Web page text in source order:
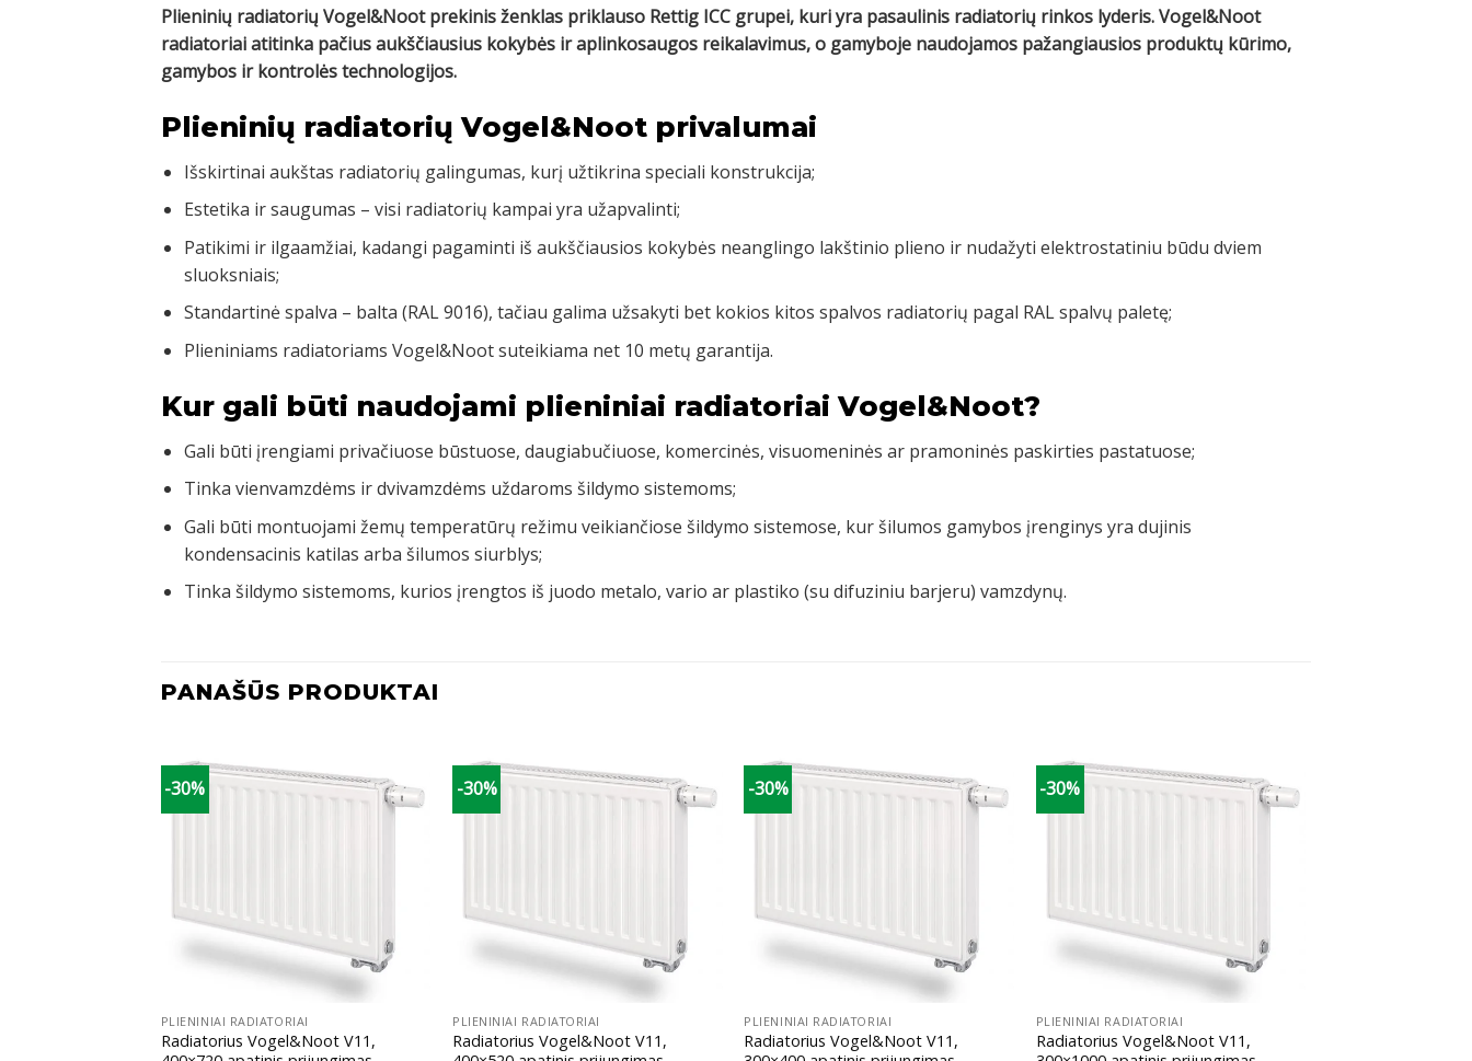
Plieninių radiatorių Vogel&Noot prekinis ženklas priklauso Rettig ICC grupei, kuri yra pasaulinis radiatorių rinkos lyderis. Vogel&Noot
radiatoriai atitinka pačius aukščiausius kokybės ir aplinkosaugos reikalavimus, o gamyboje naudojamos pažangiausios produktų kūrimo,
gamybos ir kontrolės technologijos.
Plieninių radiatorių Vogel&Noot privalumai
Išskirtinai aukštas radiatorių galingumas, kurį užtikrina speciali konstrukcija;
Estetika ir saugumas – visi radiatorių kampai yra užapvalinti;
Patikimi ir ilgaamžiai, kadangi pagaminti iš aukščiausios kokybės neanglingo lakštinio plieno ir nudažyti elektrostatiniu būdu dviem
sluoksniais;
Standartinė spalva – balta (RAL 9016), tačiau galima užsakyti bet kokios kitos spalvos radiatorių pagal RAL spalvų paletę;
Plieniniams radiatoriams Vogel&Noot suteikiama net 10 metų garantija.
Kur gali būti naudojami plieniniai radiatoriai Vogel&Noot?
Gali būti įrengiami privačiuose būstuose, daugiabučiuose, komercinės, visuomeninės ar pramoninės paskirties pastatuose;
Tinka vienvamzdėms ir dvivamzdėms uždaroms šildymo sistemoms;
Gali būti montuojami žemų temperatūrų režimu veikiančiose šildymo sistemose, kur šilumos gamybos įrenginys yra dujinis
kondensacinis katilas arba šilumos siurblys;
Tinka šildymo sistemoms, kurios įrengtos iš juodo metalo, vario ar plastiko (su difuziniu barjeru) vamzdynų.
PANAŠŪS PRODUKTAI
-30%
PLIENINIAI RADIATORIAI
Radiatorius Vogel&Noot V11,
-30%
PLIENINIAI RADIATORIAI
Radiatorius Vogel&Noot V11,
-30%
PLIENINIAI RADIATORIAI
Radiatorius Vogel&Noot V11,
-30%
PLIENINIAI RADIATORIAI
Radiatorius Vogel&Noot V11,